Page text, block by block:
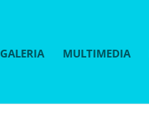
GALERIA MULTIMEDIA